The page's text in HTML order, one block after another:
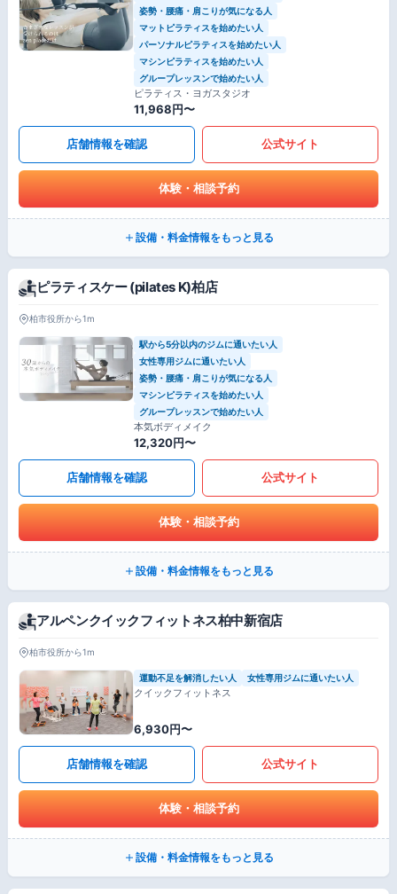
姿勢・腰痛・肩こりが気になる人
マットピラティスを始めたい人
パーソナルピラティスを始めたい人
マシンピラティスを始めたい人
グループレッスンで始めたい人
ピラティス・ヨガスタジオ
11,968円〜
店舗情報を確認 公式サイト
体験・相談予約
設備・料金情報をもっと見る
ピラティスケー (pilates K)柏店
柏市役所から1m
駅から5分以内のジムに通いたい人
女性専用ジムに通いたい人
姿勢・腰痛・肩こりが気になる人
マシンピラティスを始めたい人
グループレッスンで始めたい人
本気ボディメイク
12,320円〜
店舗情報を確認 公式サイト
体験・相談予約
設備・料金情報をもっと見る
アルペンクイックフィットネス柏中新宿店
柏市役所から1m
運動不足を解消したい人 女性専用ジムに通いたい人
クイックフィットネス
6,930円〜
店舗情報を確認 公式サイト
体験・相談予約
設備・料金情報をもっと見る